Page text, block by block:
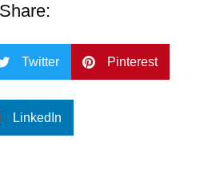
Share:
Twitter Pinterest
LinkedIn